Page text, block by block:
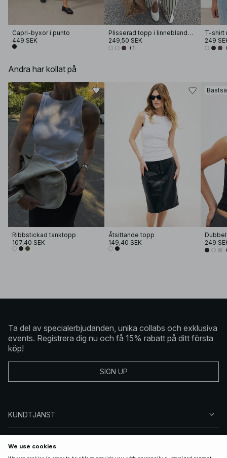
Capri-byxor i punto
449 SEK
Plisserad topp i linneblandning
249,50 SEK
+1
T-shirt
249
Andra har kollat på
Ribbstickad tanktopp
107,40 SEK
Åtsittande topp
149,40 SEK
249
Ta del av specialerbjudanden, unika collabs och exklusiva
events. Registrera dig nu och få 15% rabatt på ditt första
köp!
SIGN UP
KUNDTJÄNST